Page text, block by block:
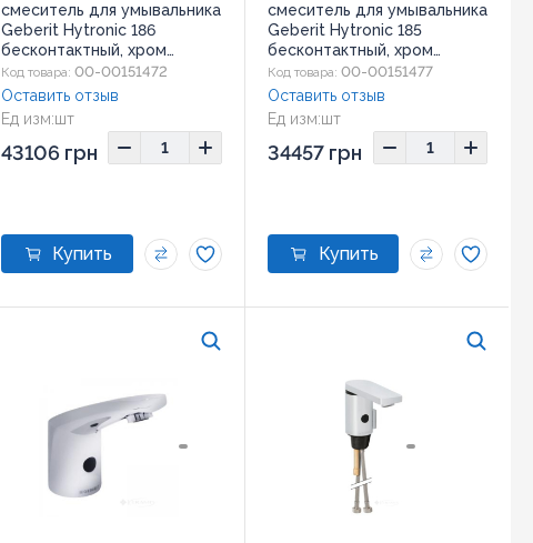
смеситель для умывальника
Geberit Hytronic 186
бесконтактный, хром
(116.156.21.1)
Код товара: 00-00151472
Ед изм:шт
Оставить отзыв
43106 грн
смеситель для умывальника
Geberit Hytronic 185
бесконтактный, хром
(116.255.21.1)
Код товара: 00-00151477
Ед изм:шт
Оставить отзыв
34457 грн